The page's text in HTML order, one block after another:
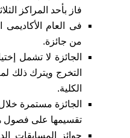
فاز بأحد المراكز
فى العام الأكاديمى
من جائزة.
الجائزة لا تشمل
التخرج ويترك ذلك
الكلية.
الجائزة مستمرة
تقسيمها على فصول